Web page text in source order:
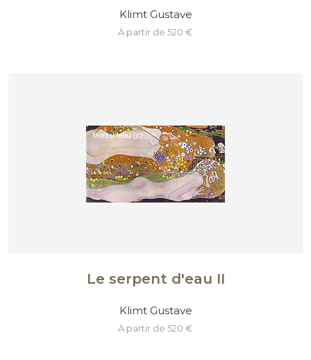
Klimt Gustave
à partir de 520 €
Le serpent d'eau II
Klimt Gustave
à partir de 520 €